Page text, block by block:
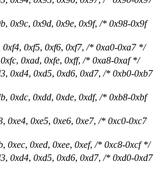
, 0x9c, 0x9d, 0x9e, 0x9f, /* 0x98-0x9f
0xf4, 0xf5, 0xf6, 0xf7, /* 0xa0-0xa7 */
0xfc, 0xad, 0xfe, 0xff, /* 0xa8-0xaf */
, 0xd4, 0xd5, 0xd6, 0xd7, /* 0xb0-0xb7
, 0xdc, 0xdd, 0xde, 0xdf, /* 0xb8-0xbf
, 0xe4, 0xe5, 0xe6, 0xe7, /* 0xc0-0xc7
, 0xec, 0xed, 0xee, 0xef, /* 0xc8-0xcf */
, 0xd4, 0xd5, 0xd6, 0xd7, /* 0xd0-0xd7